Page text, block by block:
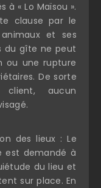
« Lo Maïsou ».
clause par le
et ses
du gîte ne peut
ou une rupture
De sorte
aucun
des lieux : Le
est demandé à
du lieu et
sur place. En